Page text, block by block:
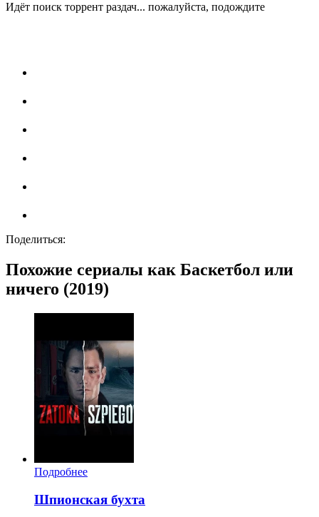
Идёт поиск торрент раздач... пожалуйста, подождите
Поделиться:
Похожие сериалы как Баскетбол или
ничего (2019)
Подробнее
Шпионская бухта